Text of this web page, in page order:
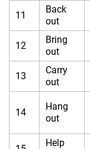
11
Back
out
12
Bring
out
13
Carry
out
14
Hang
out
Help